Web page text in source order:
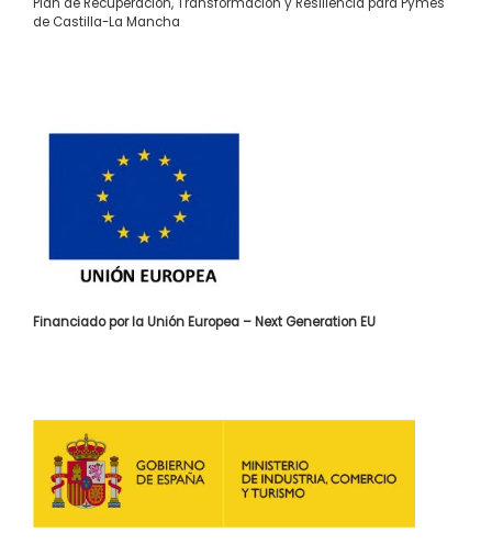
de Castilla-La Mancha
Financiado por la Unión Europea – Next Generation EU